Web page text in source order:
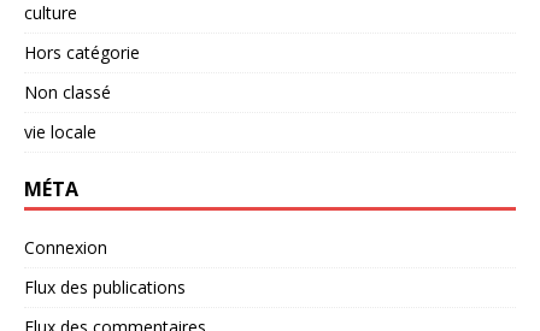
culture
Hors catégorie
Non classé
vie locale
MÉTA
Connexion
Flux des publications